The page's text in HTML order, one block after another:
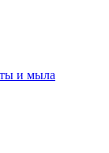
и мыла